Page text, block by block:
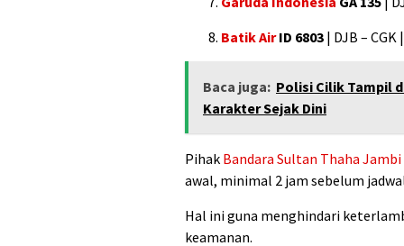
Batik AirID 6803 | DJB – CGK
Baca juga: Polisi Cilik Tampil
Karakter Sejak Dini
Pihak Bandara Sultan Thaha Jambi
awal, minimal 2 jam sebelum
Hal ini guna menghindari
keamanan.